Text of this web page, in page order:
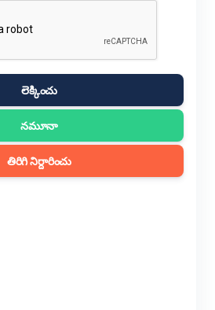
లెక్కించు
నమూనా
తిరిగి నిర్దారించు